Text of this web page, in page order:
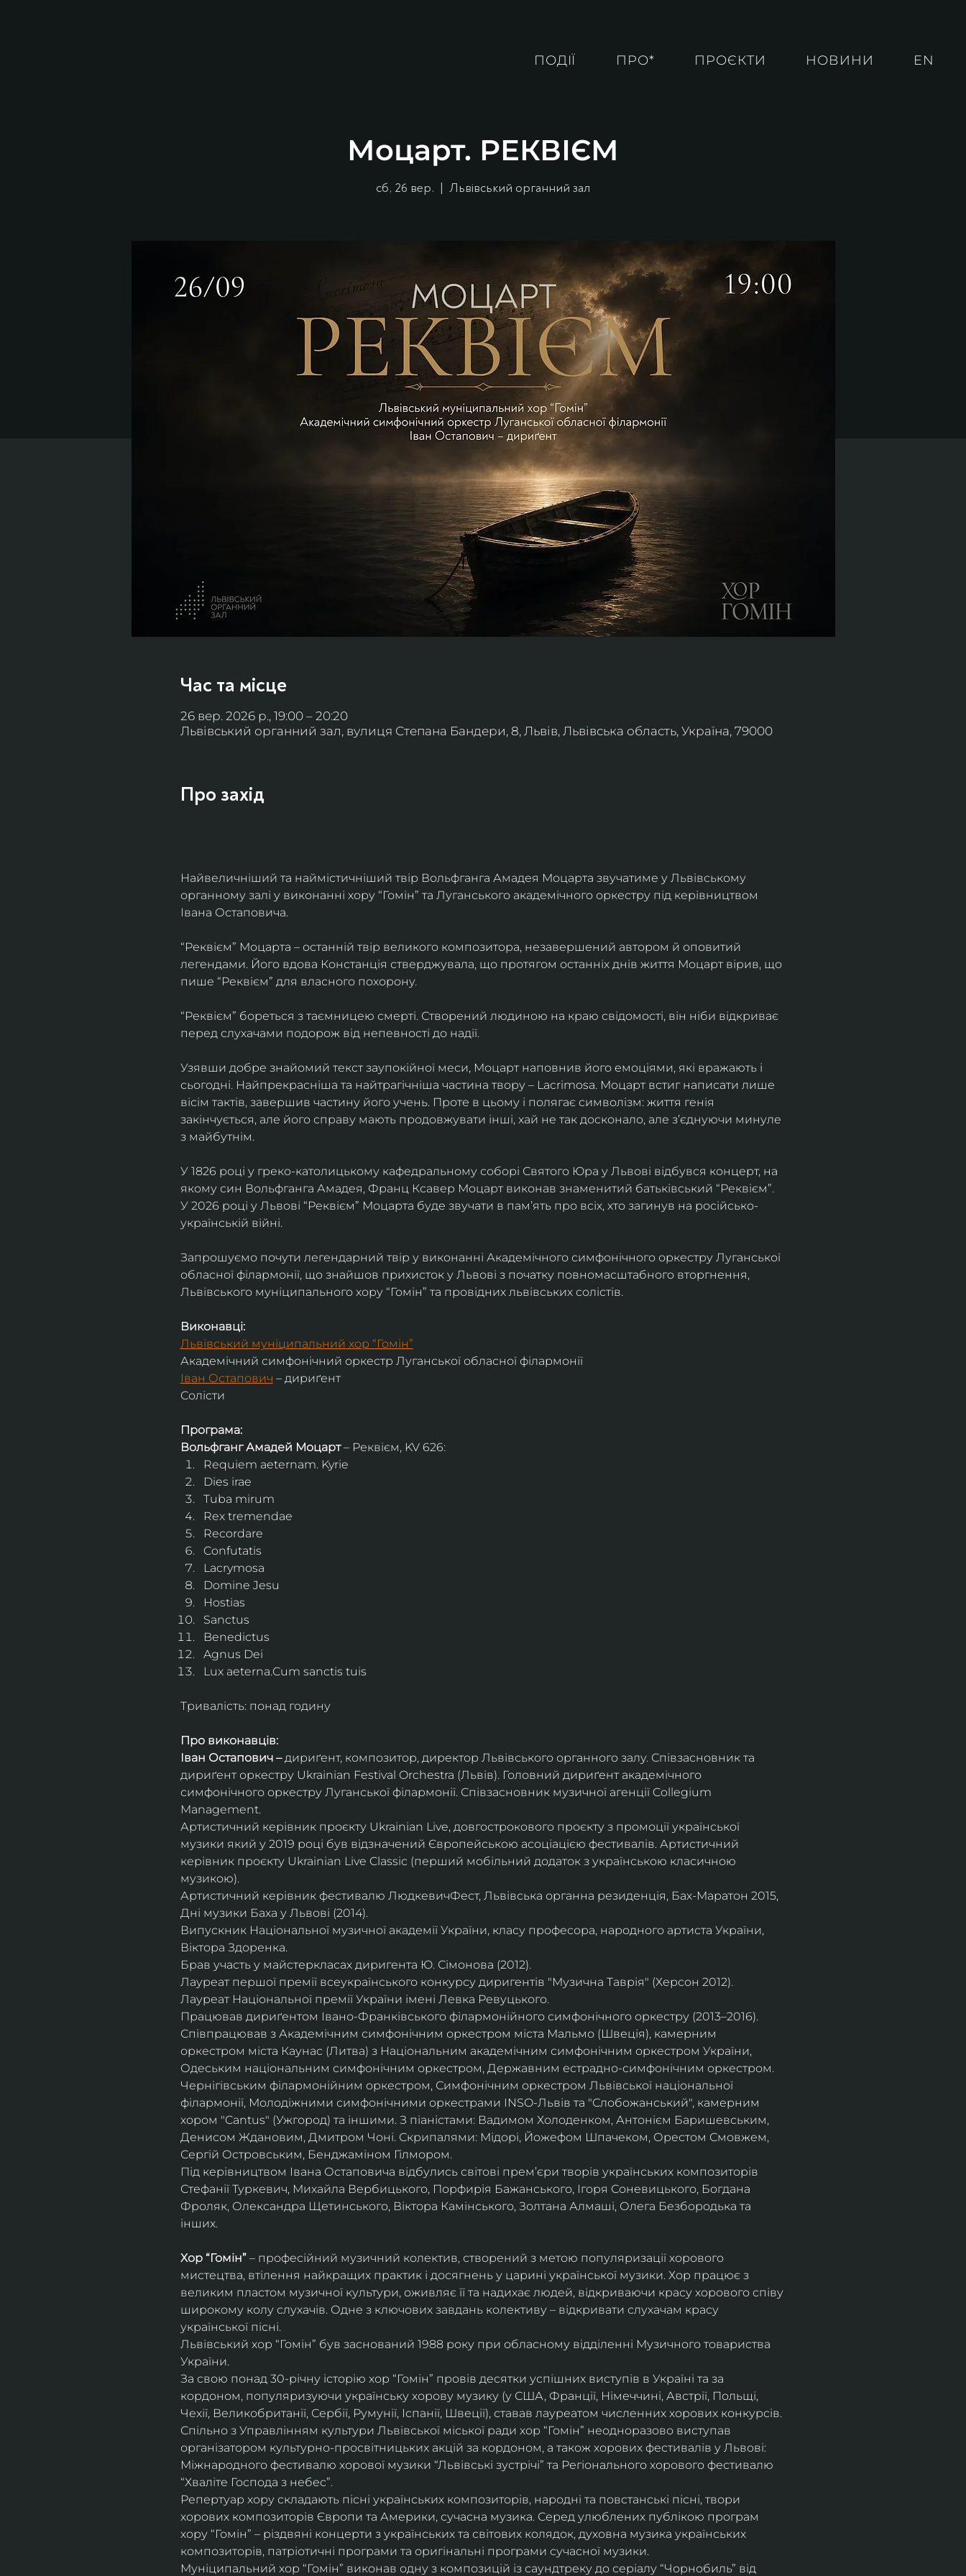
ПОДІЇ ПРО* ПРОЄКТИ НОВИНИ EN
Моцарт. РЕКВІЄМ
сб, 26 вер.
  |
Львівський органний зал
Час та місце
26 вер. 2026 р., 19:00 – 20:20
Львівський органний зал, вулиця Степана Бандери, 8, Львів, Львівська область, Україна, 79000
Про захід
Найвеличніший та наймістичніший твір Вольфганга Амадея Моцарта звучатиме у Львівському
органному залі у виконанні хору “Гомін” та Луганського академічного оркестру під керівництвом
Івана Остаповича.
“Реквієм” Моцарта – останній твір великого композитора, незавершений автором й оповитий
легендами. Його вдова Констанція стверджувала, що протягом останніх днів життя Моцарт вірив, що
пише “Реквієм” для власного похорону.
“Реквієм” бореться з таємницею смерті. Створений людиною на краю свідомості, він ніби відкриває
перед слухачами подорож від непевності до надії.
Узявши добре знайомий текст заупокійної меси, Моцарт наповнив його емоціями, які вражають і
сьогодні. Найпрекрасніша та найтрагічніша частина твору – Lacrimosa. Моцарт встиг написати лише
вісім тактів, завершив частину його учень. Проте в цьому і полягає символізм: життя генія
закінчується, але його справу мають продовжувати інші, хай не так досконало, але зʼєднуючи минуле
з майбутнім.
У 1826 році у греко-католицькому кафедральному соборі Святого Юра у Львові відбувся концерт, на
якому син Вольфганга Амадея, Франц Ксавер Моцарт виконав знаменитий батьківський “Реквієм”.
У 2026 році у Львові “Реквієм” Моцарта буде звучати в памʼять про всіх, хто загинув на російсько-
українській війні.
Запрошуємо почути легендарний твір у виконанні Академічного симфонічного оркестру Луганської
обласної філармонії, що знайшов прихисток у Львові з початку повномасштабного вторгнення,
Львівського муніципального хору “Гомін” та провідних львівських солістів.
Виконавці:
Львівський муніципальний хор “Гомін”
Академічний симфонічний оркестр Луганської обласної філармонії
Іван Остапович – дириґент
Солісти
Програма:
Вольфганг Амадей Моцарт – Реквієм, KV 626:
Requiem aeternam. Kyrie
Dies irae
Tuba mirum
Rex tremendae
Recordare
Confutatis
Lacrymosa
Domine Jesu
Hostias
Sanctus
Benedictus
Agnus Dei
Lux aeterna.Cum sanctis tuis
Тривалість: понад годину
Про виконавців:
Іван Остапович – дириґент, композитор, директор Львівського органного залу. Співзасновник та
дириґент оркестру Ukrainian Festival Orchestra (Львів). Головний дириґент академічного
симфонічного оркестру Луганської філармонії. Співзасновник музичної агенції Collegium
Management.
Артистичний керівник проєкту Ukrainian Live, довгострокового проєкту з промоції української
музики який у 2019 році був відзначений Європейською асоціацією фестивалів. Артистичний
керівник проєкту Ukrainian Live Classic (перший мобільний додаток з українською класичною
музикою).
Артистичний керівник фестивалю ЛюдкевичФест, Львівська органна резиденція, Бах-Маратон 2015,
Дні музики Баха у Львові (2014).
Випускник Національної музичної академії України, класу професора, народного артиста України,
Віктора Здоренка.
Брав участь у майстеркласах диригента Ю. Сімонова (2012).
Лауреат першої премії всеукраїнського конкурсу диригентів "Музична Таврія" (Херсон 2012).
Лауреат Національної премії України імені Левка Ревуцького.
Працював дириґентом Івано-Франківського філармонійного симфонічного оркестру (2013–2016).
Співпрацював з Академічним симфонічним оркестром міста Мальмо (Швеція), камерним
оркестром міста Каунас (Литва) з Національним академічним симфонічним оркестром України,
Одеським національним симфонічним оркестром, Державним естрадно-симфонічним оркестром.
Чернігівським філармонійним оркестром, Симфонічним оркестром Львівської національної
філармонії, Молодіжними симфонічними оркестрами INSO-Львів та "Слобожанський", камерним
хором "Cantus" (Ужгород) та іншими. З піаністами: Вадимом Холоденком, Антонієм Баришевським,
Денисом Ждановим, Дмитром Чоні. Скрипалями: Мідорі, Йожефом Шпачеком, Орестом Смовжем,
Сергій Островським, Бенджаміном Гілмором.
Під керівництвом Івана Остаповича відбулись світові прем’єри творів українських композиторів
Стефанії Туркевич, Михайла Вербицького, Порфирія Бажанського, Ігоря Соневицького, Богдана
Фроляк, Олександра Щетинського, Віктора Камінського, Золтана Алмаші, Олега Безбородька та
інших.
Хор “Гомін” – професійний музичний колектив, створений з метою популяризації хорового
мистецтва, втілення найкращих практик і досягнень у царині української музики. Хор працює з
великим пластом музичної культури, оживляє її та надихає людей, відкриваючи красу хорового співу
широкому колу слухачів. Одне з ключових завдань колективу – відкривати слухачам красу
української пісні.
Львівський хор “Гомін” був заснований 1988 року при обласному відділенні Музичного товариства
України.
За свою понад 30-річну історію хор “Гомін” провів десятки успішних виступів в Україні та за
кордоном, популяризуючи українську хорову музику (у США, Франції, Німеччині, Австрії, Польщі,
Чехії, Великобританії, Сербії, Румунії, Іспанії, Швеції), ставав лауреатом численних хорових конкурсів.
Спільно з Управлінням культури Львівської міської ради хор “Гомін” неодноразово виступав
організатором культурно-просвітницьких акцій за кордоном, а також хорових фестивалів у Львові:
Міжнародного фестивалю хорової музики “Львівські зустрічі” та Регіонального хорового фестивалю
“Хваліте Господа з небес”.
Репертуар хору складають пісні українських композиторів, народні та повстанські пісні, твори
хорових композиторів Європи та Америки, сучасна музика. Серед улюблених публікою програм
хору “Гомін” – різдвяні концерти з українських та світових колядок, духовна музика українських
композиторів, патріотичні програми та оригінальні програми сучасної музики.
Муніципальний хор “Гомін” виконав одну з композицій із саундтреку до серіалу “Чорнобиль” від